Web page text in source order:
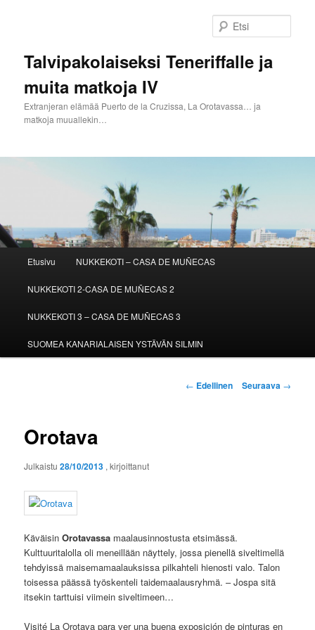
Talvipakolaiseksi Teneriffalle ja
muita matkoja IV
Extranjeran elämää Puerto de la Cruzissa, La Orotavassa… ja
matkoja muuallekin…
Etusivu NUKKEKOTI – CASA DE MUÑECAS
NUKKEKOTI 2-CASA DE MUÑECAS 2
NUKKEKOTI 3 – CASA DE MUÑECAS 3
SUOMEA KANARIALAISEN YSTÄVÄN SILMIN
Artikkelien
← Edellinen Seuraava →
Orotava
Julkaistu28/10/2013 , kirjoittanut
KäväisinOrotavassa maalausinnostusta etsimässä.
Kulttuuritalolla oli meneillään näyttely, jossa pienellä siveltimellä
tehdyissä maisemamaalauksissa pilkahteli hienosti valo. Talon
toisessa päässä työskenteli taidemaalausryhmä. – Jospa sitä
itsekin tarttuisi viimein siveltimeen…
Visité La Orotava para ver una buena exposición de pinturas en